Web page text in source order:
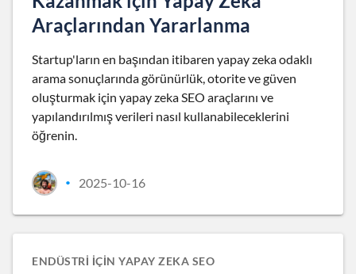
Araçlarından Yararlanma
Startup'ların en başından itibaren yapay zeka odaklı
arama sonuçlarında görünürlük, otorite ve güven
oluşturmak için yapay zeka SEO araçlarını ve
yapılandırılmış verileri nasıl kullanabileceklerini
öğrenin.
• 2025-10-16
ENDÜSTRI IÇIN YAPAY ZEKA SEO